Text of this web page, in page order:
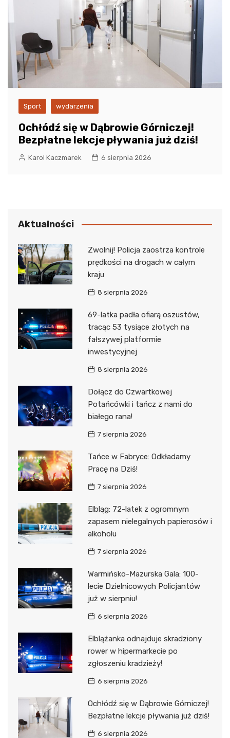
Sport wydarzenia
Ochłódź się w Dąbrowie Górniczej!
Bezpłatne lekcje pływania już dziś!
Karol Kaczmarek 6 sierpnia 2026
Aktualności
Zwolnij! Policja zaostrza kontrole
prędkości na drogach w całym
kraju
8 sierpnia 2026
69-latka padła ofiarą oszustów,
tracąc 53 tysiące złotych na
fałszywej platformie
inwestycyjnej
8 sierpnia 2026
Dołącz do Czwartkowej
Potańcówki i tańcz z nami do
białego rana!
7 sierpnia 2026
Tańce w Fabryce: Odkładamy
Pracę na Dziś!
7 sierpnia 2026
Elbląg: 72-latek z ogromnym
zapasem nielegalnych papierosów i
alkoholu
7 sierpnia 2026
Warmińsko-Mazurska Gala: 100-
lecie Dzielnicowych Policjantów
już w sierpniu!
6 sierpnia 2026
Elblążanka odnajduje skradziony
rower w hipermarkecie po
zgłoszeniu kradzieży!
6 sierpnia 2026
Ochłódź się w Dąbrowie Górniczej!
Bezpłatne lekcje pływania już dziś!
6 sierpnia 2026